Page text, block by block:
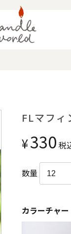
FLマフ
¥330 税
数量
カラーチャー